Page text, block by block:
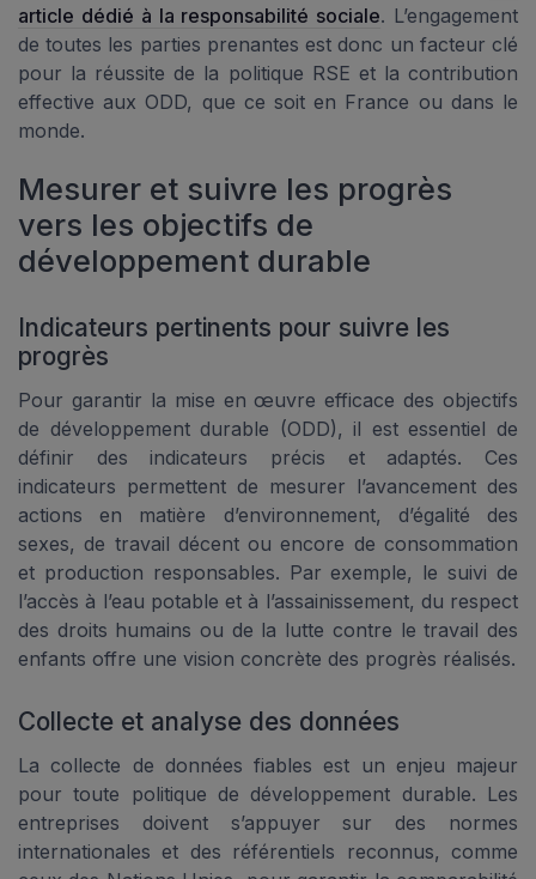
article dédié à la responsabilité sociale. L’engagement
de toutes les parties prenantes est donc un facteur clé
pour la réussite de la politique RSE et la contribution
effective aux ODD, que ce soit en France ou dans le
monde.
Mesurer et suivre les progrès
vers les objectifs de
développement durable
Indicateurs pertinents pour suivre les
progrès
Pour garantir la mise en œuvre efficace des objectifs
de développement durable (ODD), il est essentiel de
définir des indicateurs précis et adaptés. Ces
indicateurs permettent de mesurer l’avancement des
actions en matière d’environnement, d’égalité des
sexes, de travail décent ou encore de consommation
et production responsables. Par exemple, le suivi de
l’accès à l’eau potable et à l’assainissement, du respect
des droits humains ou de la lutte contre le travail des
enfants offre une vision concrète des progrès réalisés.
Collecte et analyse des données
La collecte de données fiables est un enjeu majeur
pour toute politique de développement durable. Les
entreprises doivent s’appuyer sur des normes
internationales et des référentiels reconnus, comme